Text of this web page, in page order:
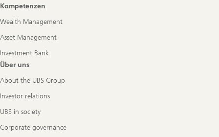
Footer
Navigation
Kompetenzen
Wealth Management
Asset Management
Investment Bank
Über uns
About the UBS Group
Investor relations
UBS in society
Corporate governance